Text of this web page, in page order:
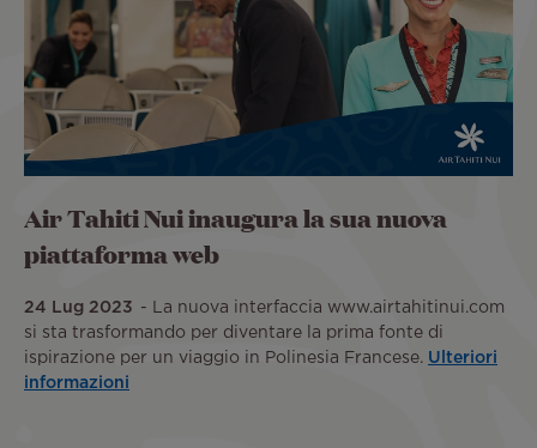
Air Tahiti Nui inaugura la sua nuova
piattaforma web
24 Lug 2023
La nuova interfaccia www.airtahitinui.com
si sta trasformando per diventare la prima fonte di
ispirazione per un viaggio in Polinesia Francese. Ulteriori
informazioni